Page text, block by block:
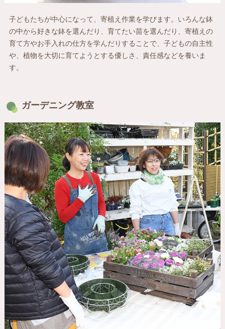
子どもたちが中心になって、寄植え作業を学びます。いろんな鉢
の中から好きな鉢を選んだり、育てたい苗を選んだり、寄植えの
育て方やお手入れの仕方を学んだりすることで、子どもの自主性
や、植物を大切に育てようとする優しさ、責任感などを養いま
す。
ガーデニング教室